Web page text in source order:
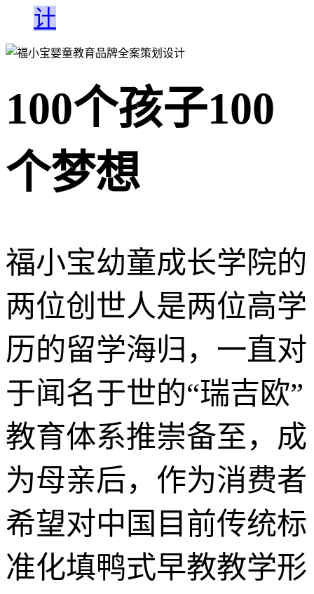
计
100个孩子100
个梦想
福小宝幼童成长学院的
两位创世人是两位高学
历的留学海归，一直对
于闻名于世的“瑞吉欧”
教育体系推崇备至，成
为母亲后，作为消费者
希望对中国目前传统标
准化填鸭式早教教学形